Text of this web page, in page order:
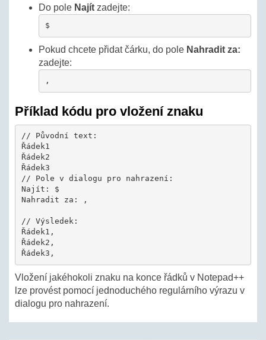
Do pole Najít zadejte:
$
Pokud chcete přidat čárku, do pole Nahradit za:
zadejte:
,
Příklad kódu pro vložení znaku
// Původní text:
Řádek1
Řádek2
Řádek3
// Pole v dialogu pro nahrazení:
Najít: $
Nahradit za: ,
// Výsledek:
Řádek1,
Řádek2,
Vložení jakéhokoli znaku na konce řádků v Notepad++
lze provést pomocí jednoduchého regulárního výrazu v
dialogu pro nahrazení.